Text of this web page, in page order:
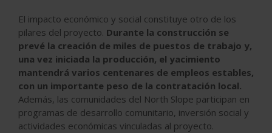
El impacto económico y social constituye otro de los
pilares del proyecto. Durante la construcción se
prevé la creación de miles de puestos de trabajo y,
una vez iniciada la producción, el yacimiento
mantendrá varios centenares de empleos estables,
con un importante peso de la contratación local.
Además, las comunidades del North Slope participan en
programas de desarrollo comunitario, inversión social y
actividades económicas vinculadas al proyecto.